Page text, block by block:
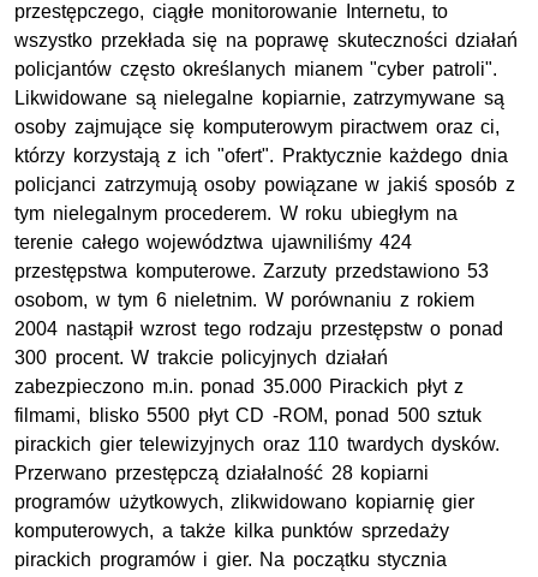
przestępczego, ciągłe monitorowanie Internetu, to
wszystko przekłada się na poprawę skuteczności działań
policjantów często określanych mianem "cyber patroli".
Likwidowane są nielegalne kopiarnie, zatrzymywane są
osoby zajmujące się komputerowym piractwem oraz ci,
którzy korzystają z ich "ofert". Praktycznie każdego dnia
policjanci zatrzymują osoby powiązane w jakiś sposób z
tym nielegalnym procederem. W roku ubiegłym na
terenie całego województwa ujawniliśmy 424
przestępstwa komputerowe. Zarzuty przedstawiono 53
osobom, w tym 6 nieletnim. W porównaniu z rokiem
2004 nastąpił wzrost tego rodzaju przestępstw o ponad
300 procent. W trakcie policyjnych działań
zabezpieczono m.in. ponad 35.000 Pirackich płyt z
filmami, blisko 5500 płyt CD -ROM, ponad 500 sztuk
pirackich gier telewizyjnych oraz 110 twardych dysków.
Przerwano przestępczą działalność 28 kopiarni
programów użytkowych, zlikwidowano kopiarnię gier
komputerowych, a także kilka punktów sprzedaży
pirackich programów i gier. Na początku stycznia